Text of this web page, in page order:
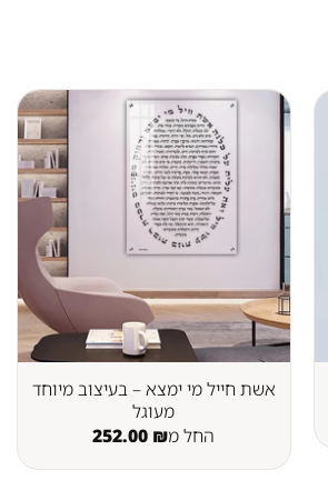
אשת חייל מי ימצא – בעיצוב מיוחד
מעוגל
החל מ
252.00 ₪